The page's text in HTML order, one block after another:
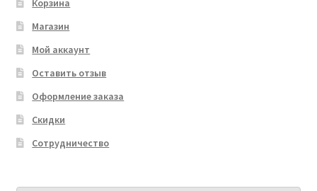
Корзина
Магазин
Мой аккаунт
Оставить отзыв
Оформление заказа
Скидки
Сотрудничество